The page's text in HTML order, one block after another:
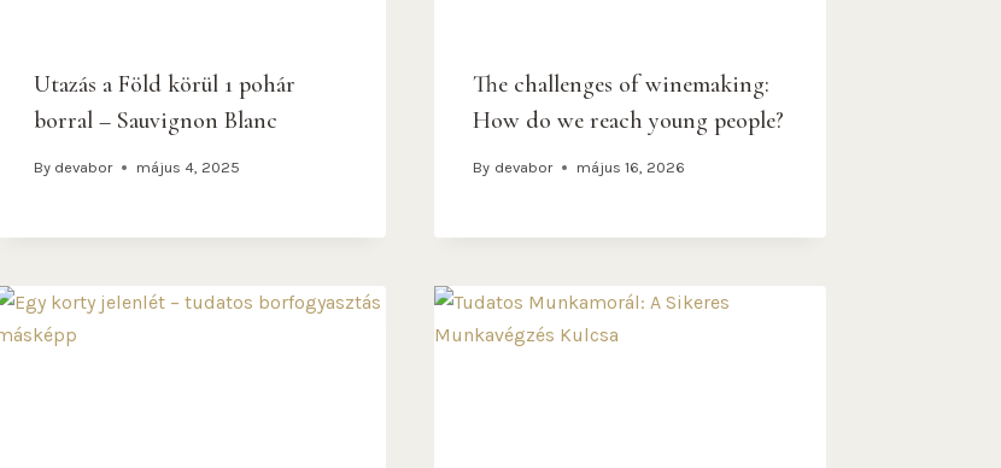
Utazás a Föld körül 1 pohár
borral – Sauvignon Blanc
By devabor május 4, 2025
The challenges of winemaking:
How do we reach young people?
By devabor május 16, 2026